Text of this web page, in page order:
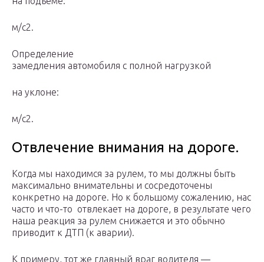
м/с2.
Определение
замедления автомобиля с полной нагрузкой
на уклоне:
м/с2.
Отвлечение внимания на дороге.
Когда мы находимся за рулем, то мы должны быть
максимально внимательны и сосредоточены
конкретно на дороге. Но к большому сожалению, нас
часто и что-то отвлекает на дороге, в результате чего
наша реакция за рулем снижается и это обычно
приводит к ДТП (к аварии).
К примеру, тот же главный враг водителя —